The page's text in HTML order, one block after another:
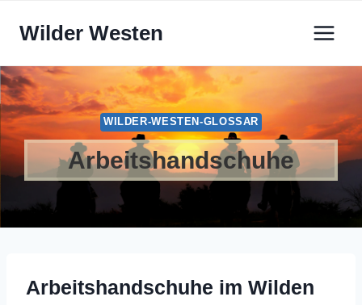
InhaltWilder Westen
WILDER-WESTEN-GLOSSAR
Arbeitshandschuhe
Arbeitshandschuhe im Wilden